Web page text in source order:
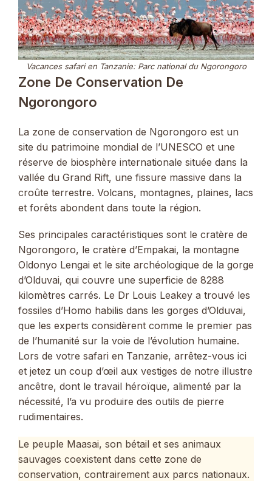
Vacances safari en Tanzanie: Parc national du Ngorongoro
Zone De Conservation De
Ngorongoro
La zone de conservation de Ngorongoro est un
site du patrimoine mondial de l’UNESCO et une
réserve de biosphère internationale située dans la
vallée du Grand Rift, une fissure massive dans la
croûte terrestre. Volcans, montagnes, plaines, lacs
et forêts abondent dans toute la région.
Ses principales caractéristiques sont le cratère de
Ngorongoro, le cratère d’Empakai, la montagne
Oldonyo Lengai et le site archéologique de la gorge
d’Olduvai, qui couvre une superficie de 8288
kilomètres carrés. Le Dr Louis Leakey a trouvé les
fossiles d’Homo habilis dans les gorges d’Olduvai,
que les experts considèrent comme le premier pas
de l’humanité sur la voie de l’évolution humaine.
Lors de votre safari en Tanzanie, arrêtez-vous ici
et jetez un coup d’œil aux vestiges de notre illustre
ancêtre, dont le travail héroïque, alimenté par la
nécessité, l’a vu produire des outils de pierre
rudimentaires.
Le peuple Maasai, son bétail et ses animaux
sauvages coexistent dans cette zone de
conservation, contrairement aux parcs nationaux.